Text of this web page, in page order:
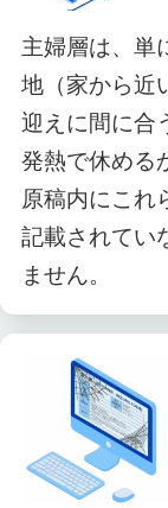
主婦層は、単
地（家から近
迎えに間に合
発熱で休める
原稿内にこれ
記載されてい
ません。